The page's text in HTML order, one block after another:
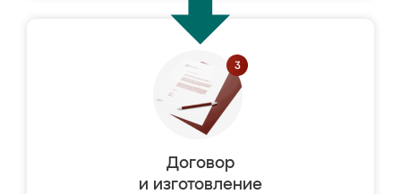
Договор
и изготовление